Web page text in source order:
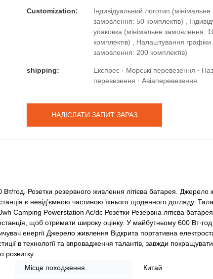
Customization:
Індивідуальний логотип (мінімальне
замовлення: 50 комплектів) ,
упаковка (мінімальне замовлення:
комплектів) , Налаштування графіки
замовлення: 200 комплектів)
shipping:
Експрес · Морські перевезення ·
перевезення · Авіаперевезення
НАДІСЛАТИ ЗАПИТ ЗАРАЗ
год. Розетки резервного живлення літієва батарея. Джерело
є невід’ємною частиною їхнього щоденного догляду.
Camping Powerstation Ac/dc Розетки Резервна літієва
щоб отримати широку оцінку. У майбутньому 600 Вт·год
енергії Джерело живлення Відкрита портативна
в технології та впровадження талантів, завжди
розвитку.
Місце походження Китай